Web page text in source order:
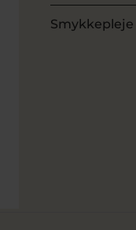
Smykkepleje